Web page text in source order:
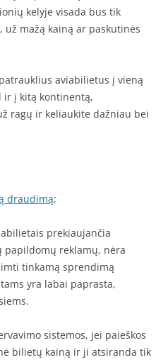
kelyje visada bus tik
mažą kainą ar paskutinės
aviabilietus į vieną
ir į kitą kontinentą,
ragų ir keliaukite dažniau bei
draudimą;
prekiaujančia
papildomų reklamų, nėra
tinkamą sprendimą
yra labai paprasta,
sistemos, jei paieškos
bilietų kainą ir ji atsiranda tik